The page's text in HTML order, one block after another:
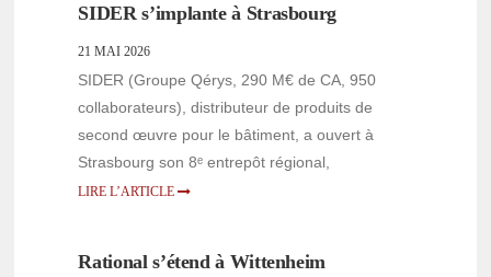
SIDER s’implante à Strasbourg
21 MAI 2026
SIDER (Groupe Qérys, 290 M€ de CA, 950
collaborateurs), distributeur de produits de
second œuvre pour le bâtiment, a ouvert à
Strasbourg son 8ᵉ entrepôt régional,
LIRE L’ARTICLE
Rational s’étend à Wittenheim